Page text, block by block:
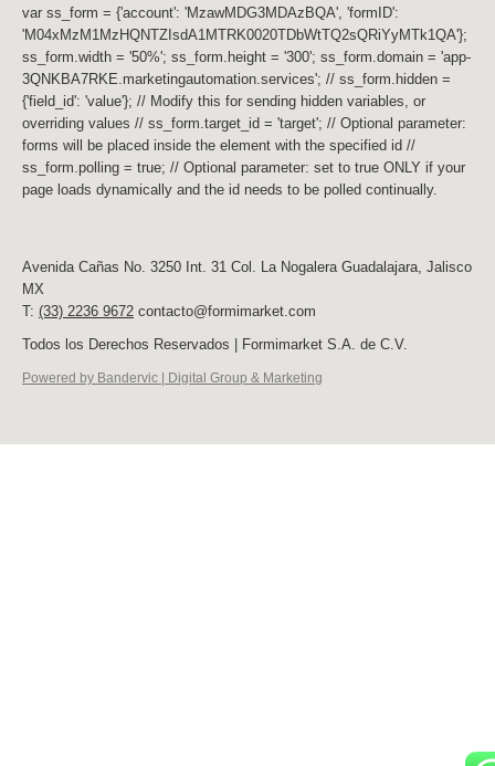
var ss_form = {'account': 'MzawMDG3MDAzBQA', 'formID':
'M04xMzM1MzHQNTZIsdA1MTRK0020TDbWtTQ2sQRiYyMTk1QA'};
ss_form.width = '50%'; ss_form.height = '300'; ss_form.domain = 'app-
3QNKBA7RKE.marketingautomation.services'; // ss_form.hidden =
{'field_id': 'value'}; // Modify this for sending hidden variables, or
overriding values // ss_form.target_id = 'target'; // Optional parameter:
forms will be placed inside the element with the specified id //
ss_form.polling = true; // Optional parameter: set to true ONLY if your
page loads dynamically and the id needs to be polled continually.
Avenida Cañas No. 3250 Int. 31 Col. La Nogalera Guadalajara, Jalisco
MX
T: (33) 2236 9672 contacto@formimarket.com
Todos los Derechos Reservados | Formimarket S.A. de C.V.
Powered by Bandervic | Digital Group & Marketing